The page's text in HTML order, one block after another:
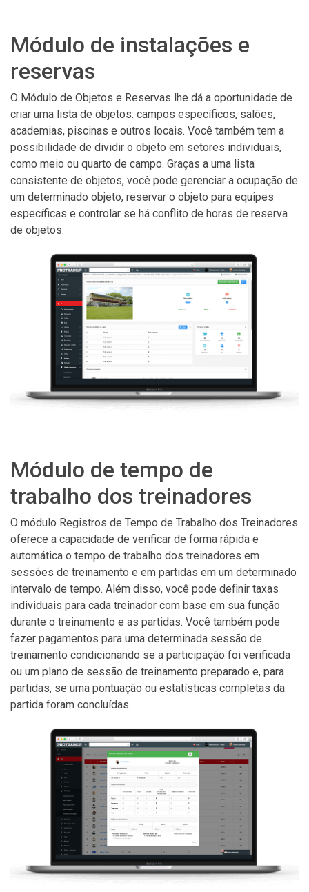
Módulo de instalações e
reservas
O Módulo de Objetos e Reservas lhe dá a oportunidade de
criar uma lista de objetos: campos específicos, salões,
academias, piscinas e outros locais. Você também tem a
possibilidade de dividir o objeto em setores individuais,
como meio ou quarto de campo. Graças a uma lista
consistente de objetos, você pode gerenciar a ocupação de
um determinado objeto, reservar o objeto para equipes
específicas e controlar se há conflito de horas de reserva
de objetos.
Módulo de tempo de
trabalho dos treinadores
O módulo Registros de Tempo de Trabalho dos Treinadores
oferece a capacidade de verificar de forma rápida e
automática o tempo de trabalho dos treinadores em
sessões de treinamento e em partidas em um determinado
intervalo de tempo. Além disso, você pode definir taxas
individuais para cada treinador com base em sua função
durante o treinamento e as partidas. Você também pode
fazer pagamentos para uma determinada sessão de
treinamento condicionando se a participação foi verificada
ou um plano de sessão de treinamento preparado e, para
partidas, se uma pontuação ou estatísticas completas da
partida foram concluídas.